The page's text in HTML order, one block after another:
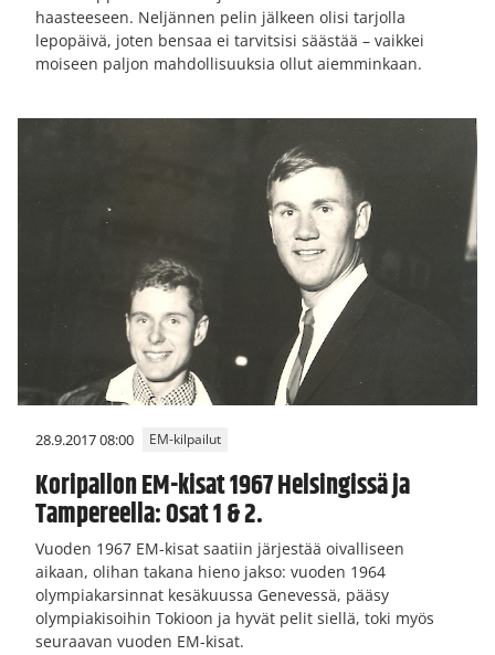
haasteeseen. Neljännen pelin jälkeen olisi tarjolla
lepopäivä, joten bensaa ei tarvitsisi säästää – vaikkei
moiseen paljon mahdollisuuksia ollut aiemminkaan.
28.9.2017 08:00 EM-kilpailut
Koripallon EM-kisat 1967 Helsingissä ja
Tampereella: Osat 1 & 2.
Vuoden 1967 EM-kisat saatiin järjestää oivalliseen
aikaan, olihan takana hieno jakso: vuoden 1964
olympiakarsinnat kesäkuussa Genevessä, pääsy
olympiakisoihin Tokioon ja hyvät pelit siellä, toki myös
seuraavan vuoden EM-kisat.